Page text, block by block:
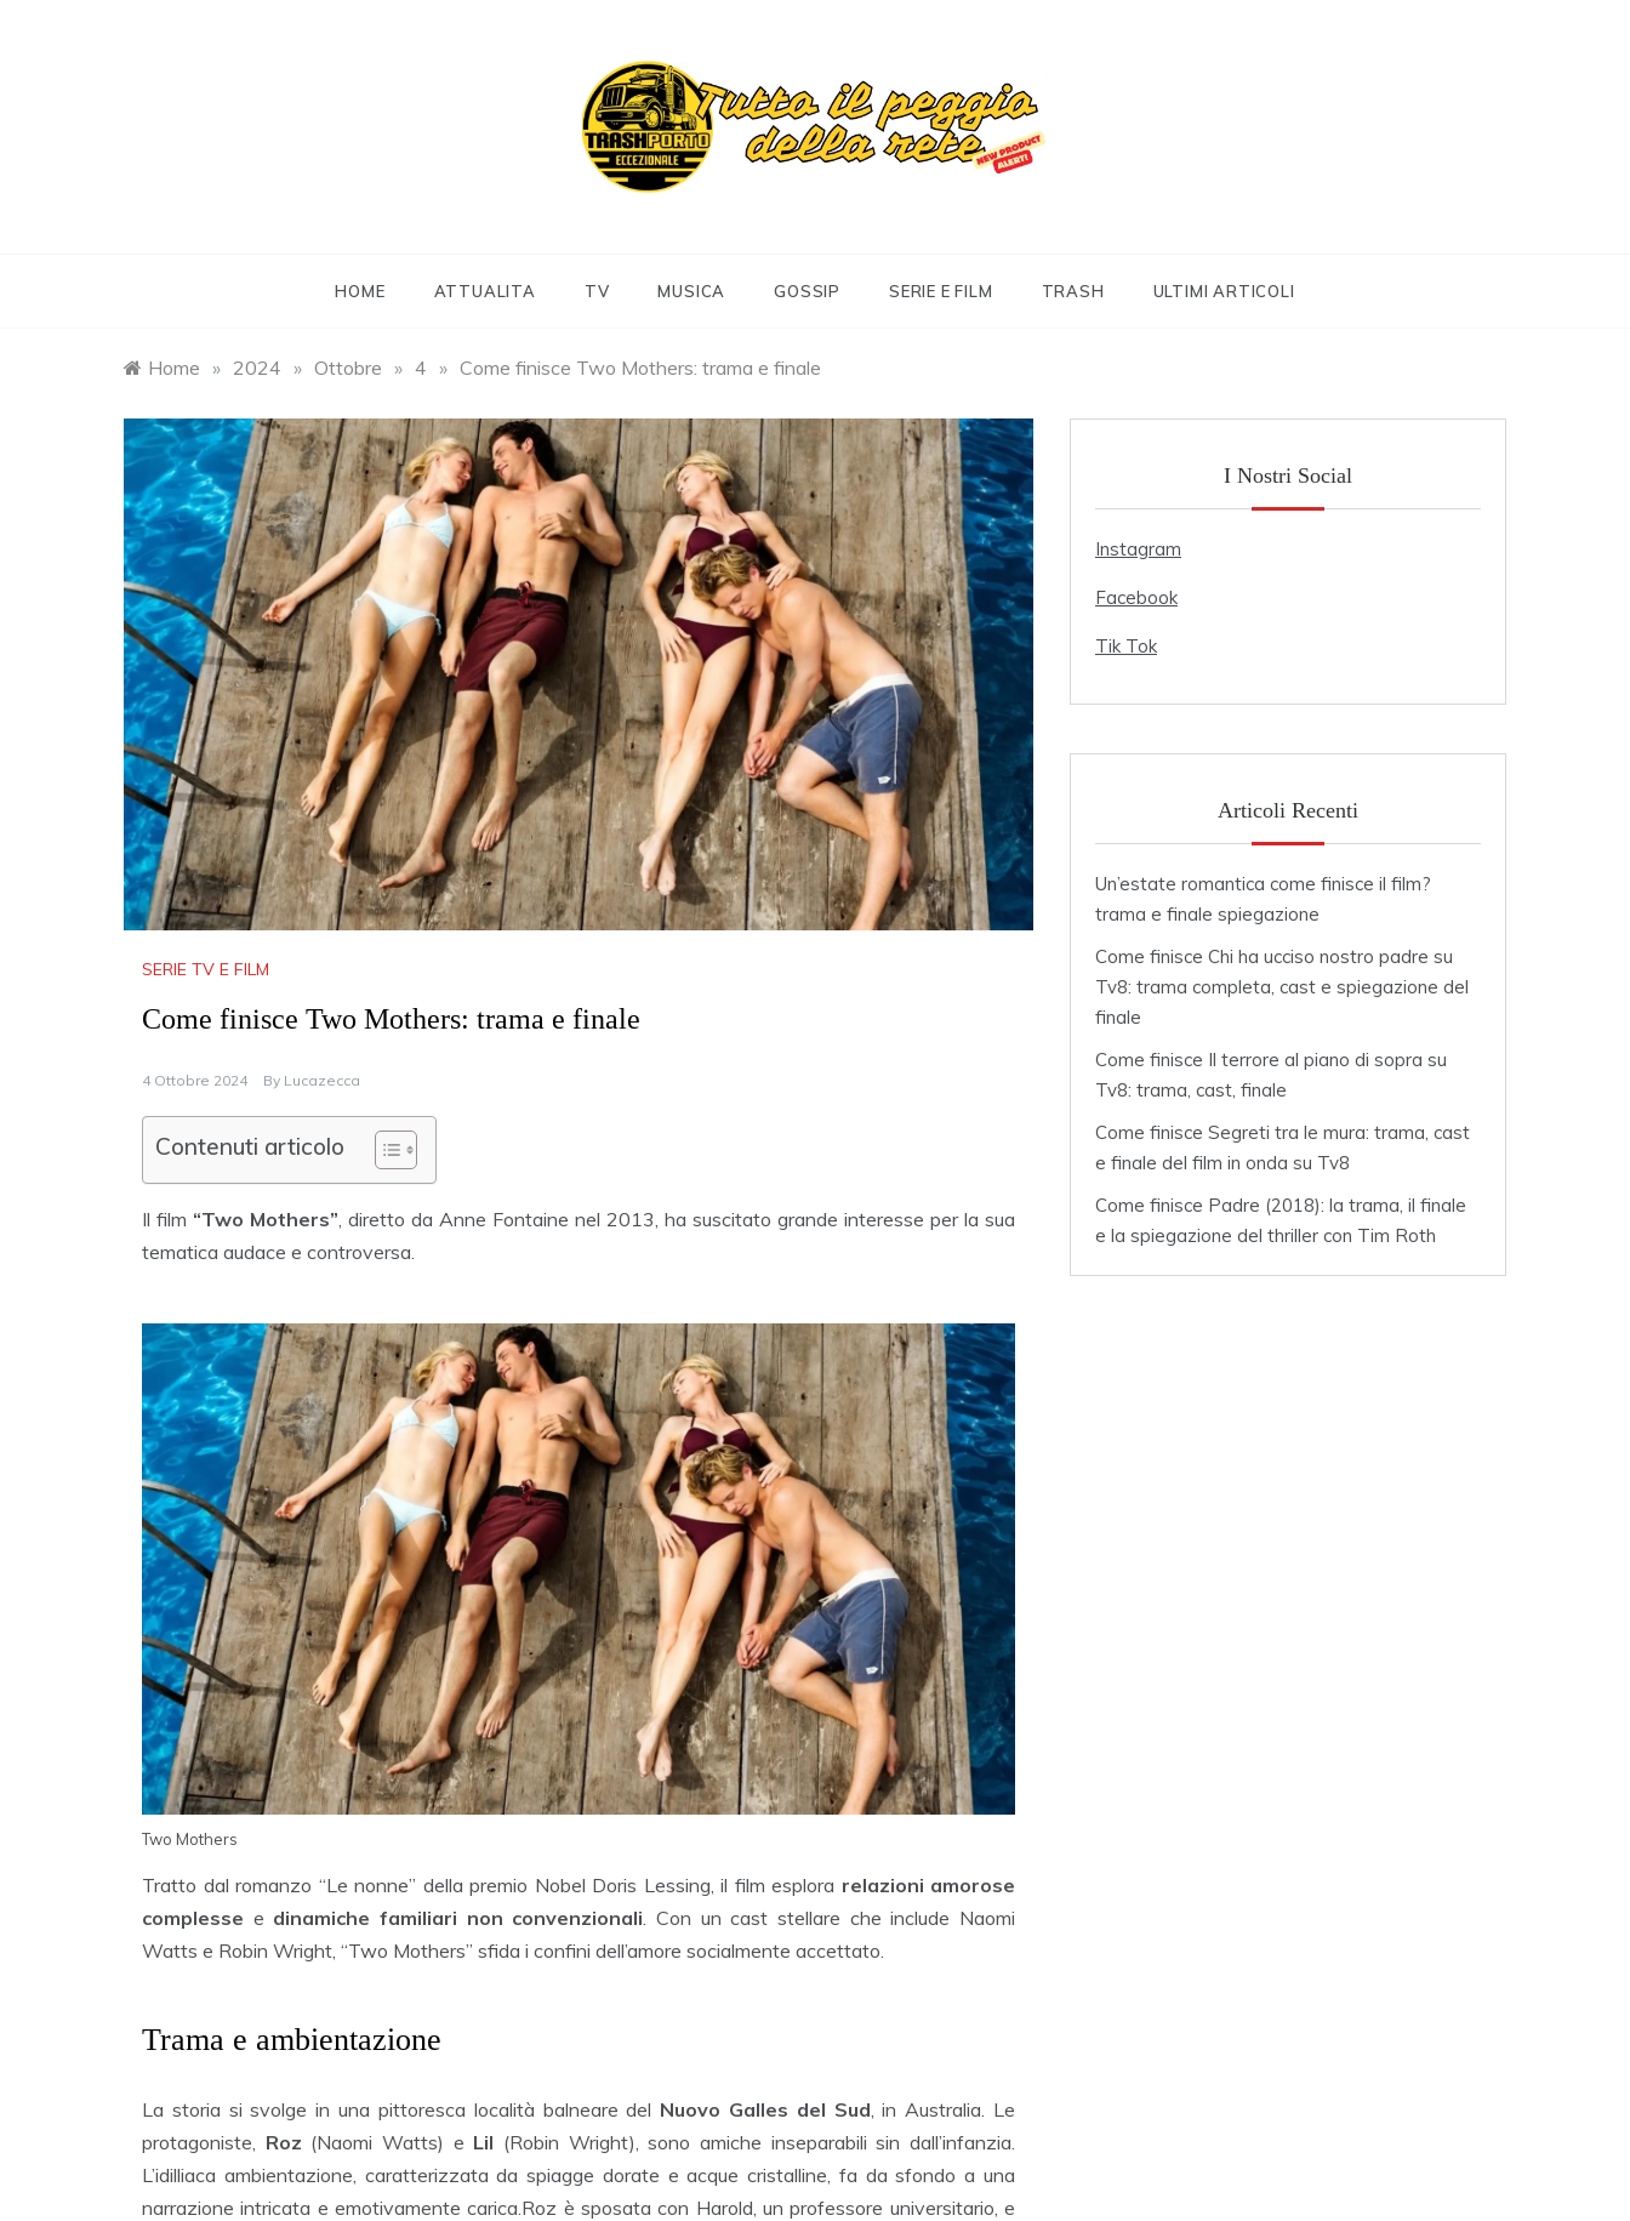
HOME ATTUALITA TV MUSICA GOSSIP SERIE E FILM TRASH ULTIMI ARTICOLI
Home » 2024 » Ottobre » 4 » Come finisce Two Mothers: trama e finale
SERIE TV E FILM
Come finisce Two Mothers: trama e finale
4 Ottobre 2024 By Lucazecca
Contenuti articolo
Il film “Two Mothers” , diretto da Anne Fontaine nel 2013, ha suscitato grande interesse per la sua
tematica audace e controversa.
Two Mothers
Tratto dal romanzo “Le nonne” della premio Nobel Doris Lessing, il film esplora relazioni amorose
complesse e dinamiche familiari non convenzionali . Con un cast stellare che include Naomi
Watts e Robin Wright, “Two Mothers” sfida i confini dell’amore socialmente accettato.
Trama e ambientazione
La storia si svolge in una pittoresca località balneare del Nuovo Galles del Sud , in Australia. Le
protagoniste, Roz (Naomi Watts) e Lil (Robin Wright), sono amiche inseparabili sin dall’infanzia.
L’idilliaca ambientazione, caratterizzata da spiagge dorate e acque cristalline, fa da sfondo a una
narrazione intricata e emotivamente carica.Roz è sposata con Harold, un professore universitario, e
I Nostri Social
Instagram
Facebook
Tik Tok
Articoli Recenti
Un’estate romantica come finisce il film?
trama e finale spiegazione
Come finisce Chi ha ucciso nostro padre su
Tv8: trama completa, cast e spiegazione del
finale
Come finisce Il terrore al piano di sopra su
Tv8: trama, cast, finale
Come finisce Segreti tra le mura: trama, cast
e finale del film in onda su Tv8
Come finisce Padre (2018): la trama, il finale
e la spiegazione del thriller con Tim Roth